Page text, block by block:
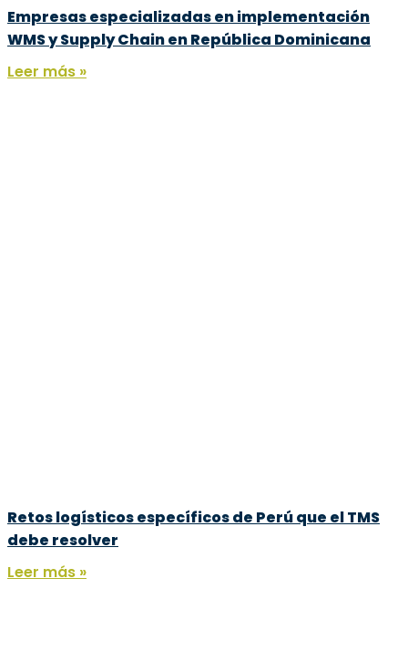
Empresas especializadas en implementación
WMS y Supply Chain en República Dominicana
Leer más »
Retos logísticos específicos de Perú que el TMS
debe resolver
Leer más »